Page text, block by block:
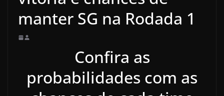
manter SG na Rodada 1
Confira as
probabilidades com as